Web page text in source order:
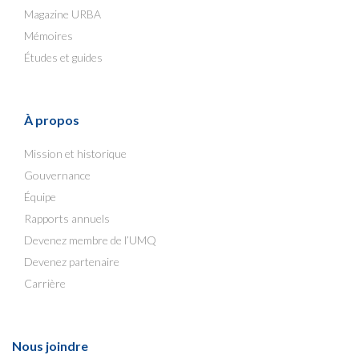
Magazine URBA
Mémoires
Études et guides
À propos
Mission et historique
Gouvernance
Équipe
Rapports annuels
Devenez membre de l’UMQ
Devenez partenaire
Carrière
Nous joindre